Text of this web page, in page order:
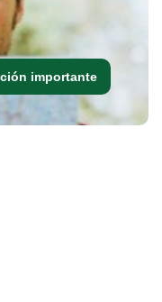
importante